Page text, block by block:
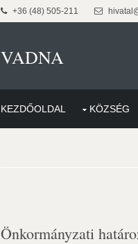
+36 (48) 505-211
VADNA
KEZDŐOLDAL KÖZSÉG
Önkormányzati